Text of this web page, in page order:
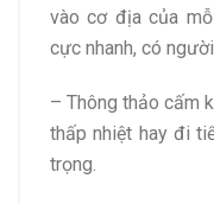
vào cơ địa của
cực nhanh, có
– Thông thảo cấm
thấp nhiệt hay đi
trọng.